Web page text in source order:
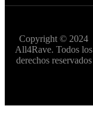
Copyright © 2024
All4Rave. Todos los
derechos reservados